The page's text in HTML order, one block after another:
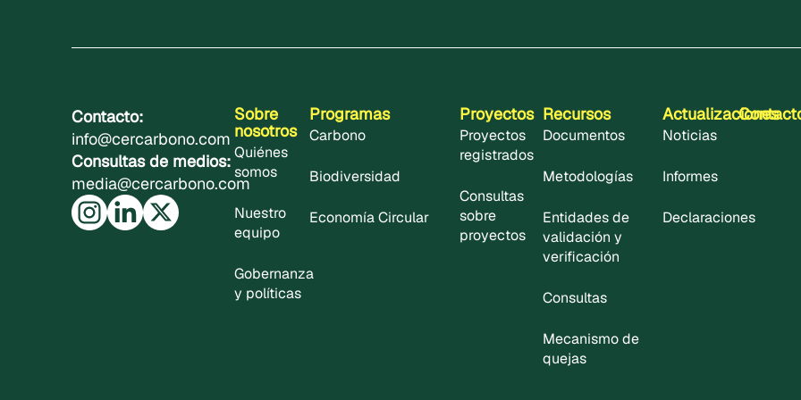
Contacto:
info@cercarbono.com
Consultas de medios:
media@cercarbono.com
Sobre
nosotros
Quiénes
somos
Nuestro
equipo
Gobernanza
y políticas
Programas
Carbono
Biodiversidad
Economía Circular
Proyectos
Proyectos
registrados
Consultas
sobre
proyectos
Recursos
Documentos
Metodologías
Entidades de
validación y
verificación
Consultas
Mecanismo de
quejas
Actualizaciones
Noticias
Informes
Declaraciones